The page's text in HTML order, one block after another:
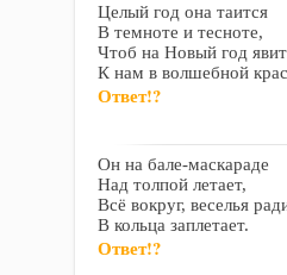
Целый год она таится
В темноте и тесноте,
Чтоб на Новый год
К нам в волшебной
Ответ!?
Он на бале-маскараде
Над толпой летает,
Всё вокруг, веселья
В кольца заплетает.
Ответ!?